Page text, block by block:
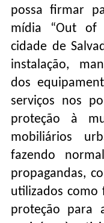
possa firmar
mídia “Out of
cidade de
instalação,
dos
serviços nos
proteção à
mobiliários
fazendo
propagandas,
utilizados como
proteção para